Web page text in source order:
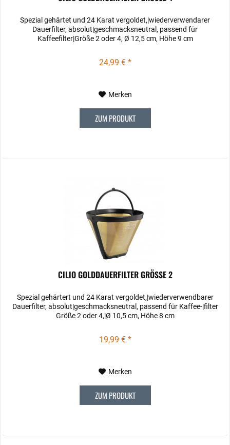
Spezial gehärtet und 24 Karat vergoldet,|wiederverwendarer
Dauerfilter, absolut|geschmacksneutral, passend für
Kaffeefilter|Größe 2 oder 4, Ø 12,5 cm, Höhe 9 cm
24,99 € *
Merken
ZUM PRODUKT
CILIO GOLDDAUERFILTER GRÖSSE 2
Spezial gehärtert und 24 Karat vergoldet,|wiederverwendbarer
Dauerfilter, absolut|geschmacksneutral, passend für Kaffee-|filter
Größe 2 oder 4,|Ø 10,5 cm, Höhe 8 cm
19,99 € *
Merken
ZUM PRODUKT